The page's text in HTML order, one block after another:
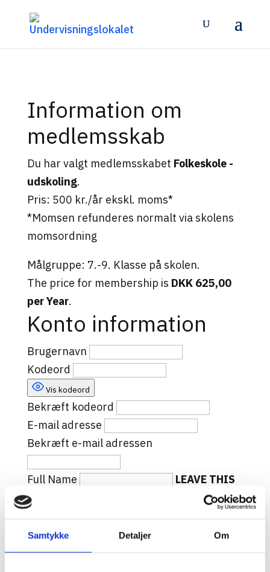
Samtykke Detaljer Om
Information om
medlemsskab
Du har valgt medlemsskabet Folkeskole -
udskoling.
Pris: 500 kr./år ekskl. moms*
*Momsen refunderes normalt via skolens
momsordning
Målgruppe: 7.-9. Klasse på skolen.
The price for membership is DKK 625,00
per Year.
Konto information
Brugernavn
Kodeord
Vis kodeord
Bekræft kodeord
E-mail adresse
Bekræft e-mail adressen
Full Name
LEAVE THIS
BLANK
Er du allerede tilmeldt?Log ind her